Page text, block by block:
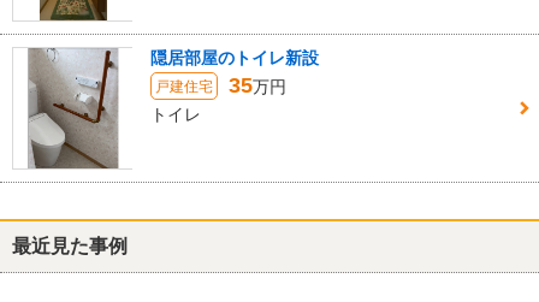
隠居部屋のトイレ新設
戸建住宅 35万円
トイレ
最近見た事例